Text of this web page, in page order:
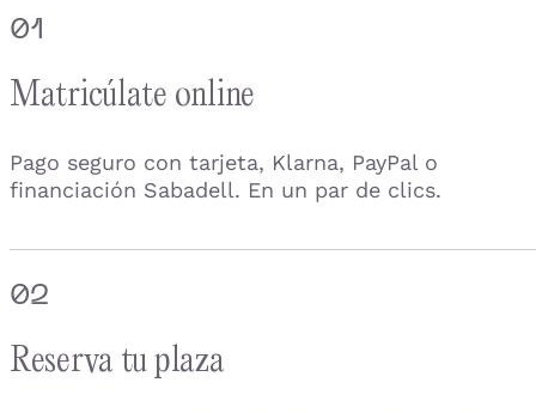
01
Matricúlate online
Pago seguro con tarjeta, Klarna, PayPal o
financiación Sabadell. En un par de clics.
02
Reserva tu plaza